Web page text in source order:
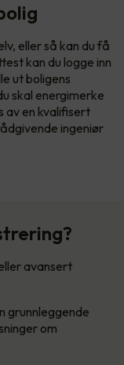
eller så kan du få
kan du logge inn
ut boligens
skal energimerke
av en kvalifisert
ingeniør
avansert
grunnleggende
om